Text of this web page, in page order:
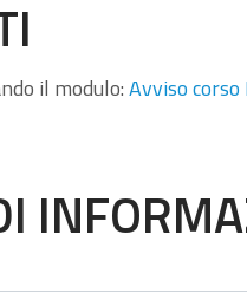
il modulo:Avviso